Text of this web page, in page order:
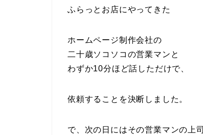
ふらっとお店にやってきた
ホームページ制作会社の
二十歳ソコソコの営業マンと
わずか10分ほど話しただけで、
依頼することを決断しました。
で、次の日にはその営業マンの上司